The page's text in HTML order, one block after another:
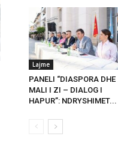
Lajme
PANELI “DIASPORA DHE
MALI I ZI – DIALOG I
HAPUR”: NDRYSHIMET...